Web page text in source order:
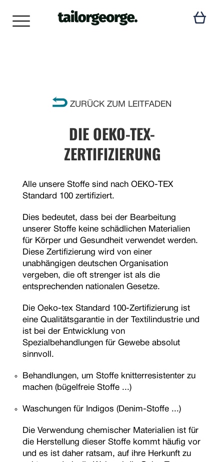
ZURÜCK ZUM LEITFADEN
DIE OEKO-TEX-
ZERTIFIZIERUNG
Alle unsere Stoffe sind nach OEKO-TEX
Standard 100 zertifiziert.
Dies bedeutet, dass bei der Bearbeitung
unserer Stoffe keine schädlichen Materialien
für Körper und Gesundheit verwendet werden.
Diese Zertifizierung wird von einer
unabhängigen deutschen Organisation
vergeben, die oft strenger ist als die
entsprechenden nationalen Gesetze.
Die Oeko-tex Standard 100-Zertifizierung ist
eine Qualitätsgarantie in der Textilindustrie und
ist bei der Entwicklung von
Spezialbehandlungen für Gewebe absolut
sinnvoll.
Behandlungen, um Stoffe knitterresistenter zu
machen (bügelfreie Stoffe ...)
Waschungen für Indigos (Denim-Stoffe ...)
Die Verwendung chemischer Materialien ist für
die Herstellung dieser Stoffe kommt häufig vor
und es ist daher ratsam, auf ihre Herkunft zu